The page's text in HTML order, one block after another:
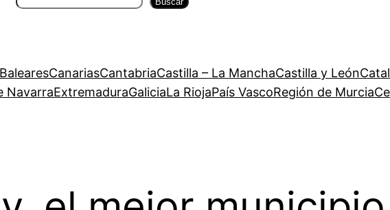
Buscar
CanariasCantabriaCastilla – La ManchaCastilla y León
NavarraExtremaduraGaliciaLa RiojaPaís VascoRegión de Murcia